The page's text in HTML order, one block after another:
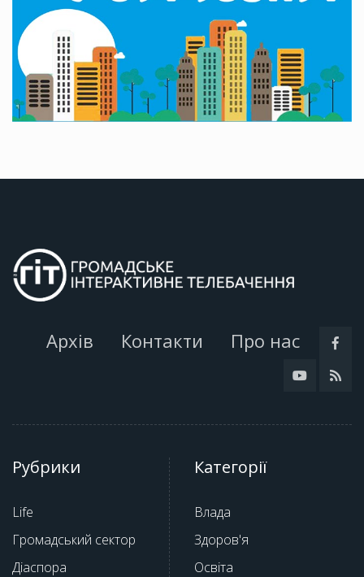
Архів Контакти Про нас
Рубрики
Life
Громадський сектор
Діаспора
Категорії
Влада
Здоров'я
Освіта